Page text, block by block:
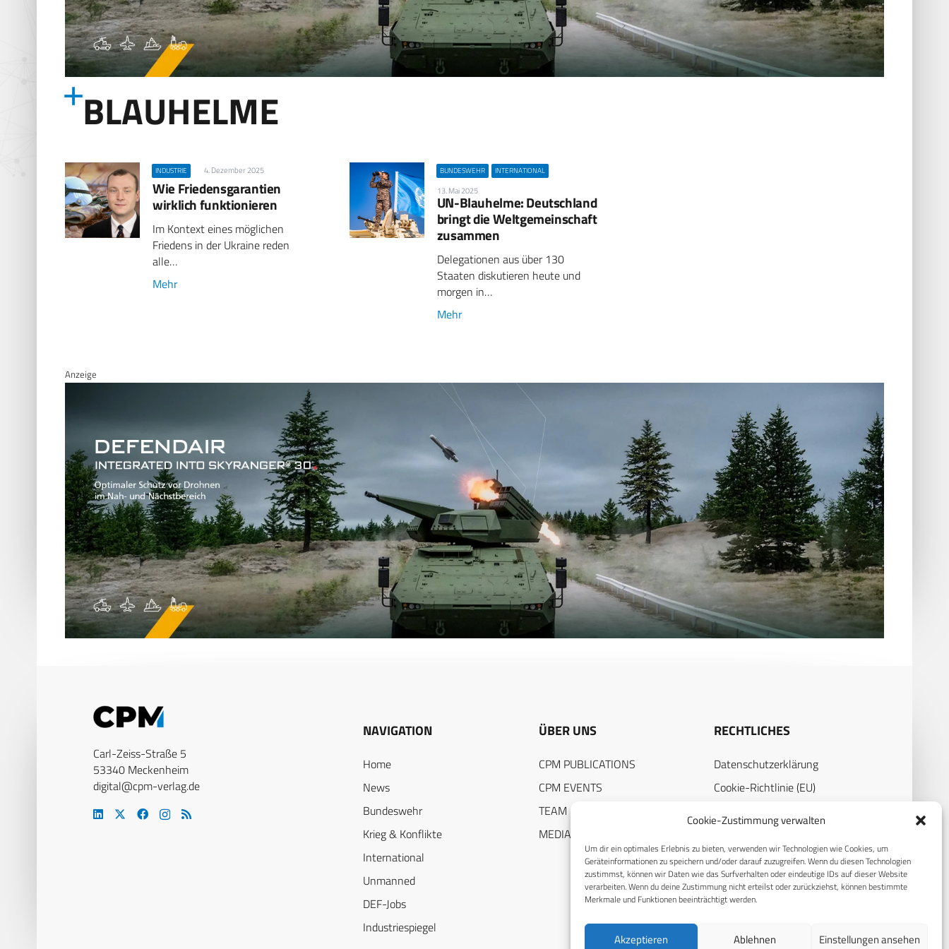
Cookie-Zustimmung verwalten
Um dir ein optimales Erlebnis zu bieten, verwenden wir Technologien wie Cookies, um
Geräteinformationen zu speichern und/oder darauf zuzugreifen. Wenn du diesen Technologien
zustimmst, können wir Daten wie das Surfverhalten oder eindeutige IDs auf dieser Website
verarbeiten. Wenn du deine Zustimmung nicht erteilst oder zurückziehst, können bestimmte
Merkmale und Funktionen beeinträchtigt werden.
Akzeptieren Ablehnen Einstellungen ansehen
BLAUHELME
INDUSTRIE 4. Dezember 2025
Wie Friedensgarantien
wirklich funktionieren
Im Kontext eines möglichen
Friedens in der Ukraine reden
alle…
Mehr
BUNDESWEHR INTERNATIONAL
13. Mai 2025
UN-Blauhelme: Deutschland
bringt die Weltgemeinschaft
zusammen
Delegationen aus über 130
Staaten diskutieren heute und
morgen in…
Mehr
Anzeige
Carl-Zeiss-Straße 5
53340 Meckenheim
digital@cpm-verlag.de
NAVIGATION
Home
News
Bundeswehr
Krieg & Konflikte
International
Unmanned
DEF-Jobs
Industriespiegel
ÜBER UNS
CPM PUBLICATIONS
CPM EVENTS
TEAM
MEDIADATEN
RECHTLICHES
Datenschutzerklärung
Cookie-Richtlinie (EU)
Impressum